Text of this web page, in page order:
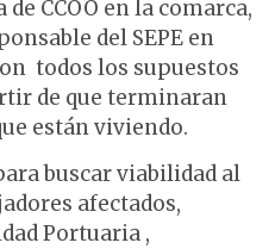
CCOO en la comarca,
del SEPE en
todos los supuestos
de que terminaran
están viviendo.
buscar viabilidad al
afectados,
Portuaria ,